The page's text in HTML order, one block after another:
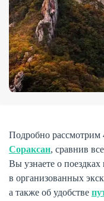
Подробно рассмотрим
Сораксан, сравнив
Вы узнаете о поездках
в организованных
а также об удобстве